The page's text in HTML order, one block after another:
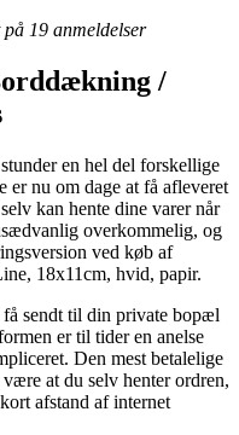
på 19 anmeldelser
/
en hel del forskellige
er nu om dage at få afleveret
kan hente dine varer når
overkommelig, og
ved køb af
18x11cm, hvid, papir.
sendt til din private bopæl
er til tider en anelse
Den mest betalelige
at du selv henter ordren,
afstand af internet